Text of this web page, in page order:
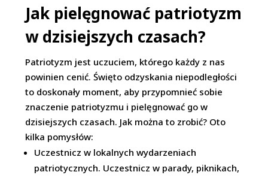
Jak pielęgnować patriotyzm
w dzisiejszych czasach?
Patriotyzm jest uczuciem, którego każdy z nas
powinien cenić. Święto odzyskania niepodległości
to doskonały moment, aby przypomnieć sobie
znaczenie patriotyzmu i pielęgnować go w
dzisiejszych czasach. Jak można to zrobić? Oto
kilka pomysłów:
Uczestnicz w lokalnych wydarzeniach
patriotycznych. Uczestnicz w parady, piknikach,